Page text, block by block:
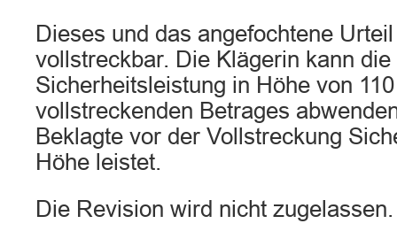
Dieses und das angefochtene
vollstreckbar. Die Klägerin kann
Sicherheitsleistung in Höhe von
vollstreckenden Betrages
Beklagte vor der Vollstreckung
Höhe leistet.
Die Revision wird nicht zugelassen.